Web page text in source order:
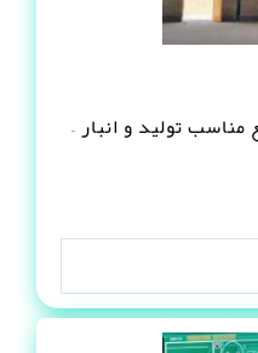
تولید و انبار –